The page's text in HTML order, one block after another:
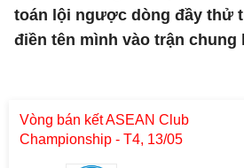
toán lội ngược dòng đầy thử
điền tên mình vào trận chung